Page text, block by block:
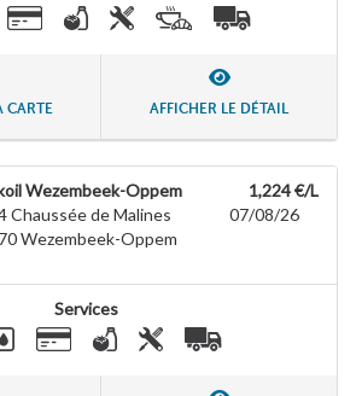
CARTE AFFICHER LE DÉTAIL
Wezembeek-Oppem
Chaussée de Malines
Wezembeek-Oppem
1,224 €/L
07/08/26
Services